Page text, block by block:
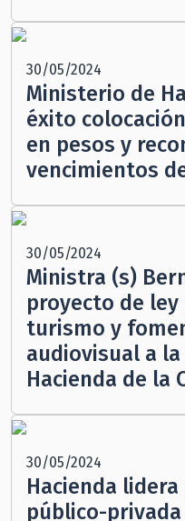
30/05/2024
Ministerio de
éxito
en pesos y
vencimientos
30/05/2024
Ministra (s)
proyecto de
turismo y
audiovisual a
Hacienda de la
30/05/2024
Hacienda
público-